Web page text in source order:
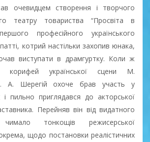
очевидцем створення і творчого
театру товариства “Просвіта в
професійного українського
котрий настільки захопив юнака,
виступати в драмгуртку. Коли ж
корифей української сцени М.
А. Шерегій охоче брав участь у
пильно приглядався до акторської
Перейняв він від видатного
тонкощів режисерської
щодо постановки реалістичних